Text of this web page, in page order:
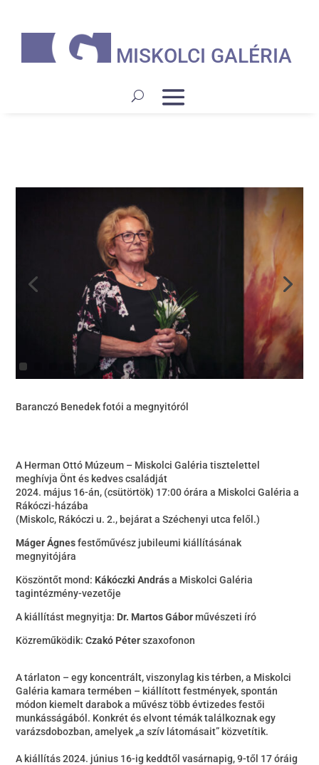
MISKOLCI GALÉRIA
Baranczó Benedek fotói a megnyitóról
A Herman Ottó Múzeum – Miskolci Galéria tisztelettel
meghívja Önt és kedves családját
2024. május 16-án, (csütörtök) 17:00 órára a Miskolci Galéria a
Rákóczi-házába
(Miskolc, Rákóczi u. 2., bejárat a Széchenyi utca felől.)
Máger Ágnesfestőművész jubileumi kiállításának
megnyitójára
Köszöntőt mond: Kákóczki Andrása Miskolci Galéria
tagintézmény-vezetője
A kiállítást megnyitja: Dr. Martos Gáborművészeti író
Közreműködik:Czakó Péterszaxofonon
A tárlaton – egy koncentrált, viszonylag kis térben, a Miskolci
Galéria kamara termében – kiállított festmények, spontán
módon kiemelt darabok a művész több évtizedes festői
munkásságából. Konkrét és elvont témák találkoznak egy
varázsdobozban, amelyek „a szív látomásait” közvetítik.
A kiállítás 2024. június 16-ig keddtől vasárnapig, 9-től 17 óráig